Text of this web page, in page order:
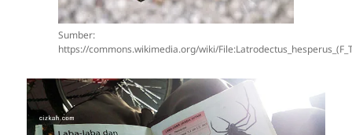
Sumber:
https://commons.wikimedia.org/wiki/